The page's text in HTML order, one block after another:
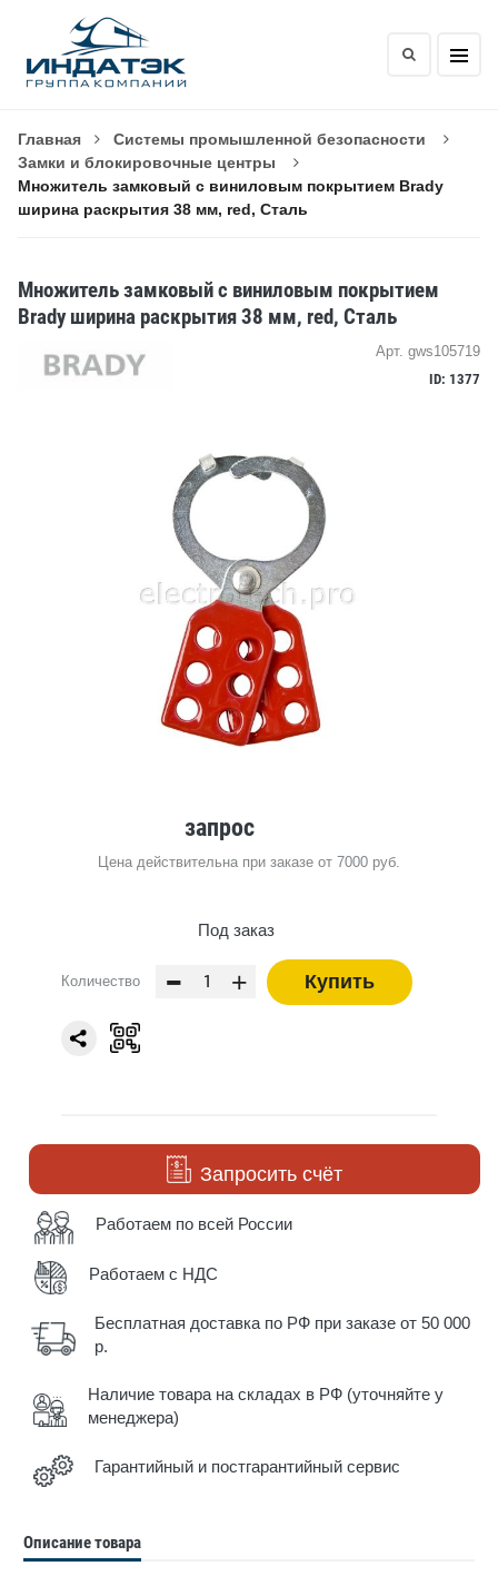
Главная
Системы промышленной безопасности
Замки и блокировочные центры
Множитель замковый с виниловым покрытием Brady
ширина раскрытия 38 мм, red, Сталь
Множитель замковый с виниловым покрытием
Brady ширина раскрытия 38 мм, red, Сталь
Арт. gws105719
ID: 1377
запрос
Цена действительна при заказе от 7000 руб.
Под заказ
Количество - + Купить
Запросить счёт
Работаем по всей России
Работаем с НДС
Бесплатная доставка по РФ при заказе от 50 000
р.
Наличие товара на складах в РФ (уточняйте у
менеджера)
Гарантийный и постгарантийный сервис
Описание товара